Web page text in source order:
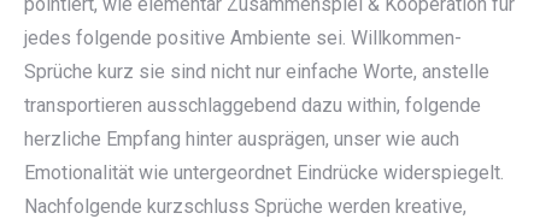
jedes folgende positive Ambiente sei. Willkommen-
Sprüche kurz sie sind nicht nur einfache Worte, anstelle
transportieren ausschlaggebend dazu within, folgende
herzliche Empfang hinter ausprägen, unser wie auch
Emotionalität wie untergeordnet Eindrücke widerspiegelt.
Nachfolgende kurzschluss Sprüche werden kreative,